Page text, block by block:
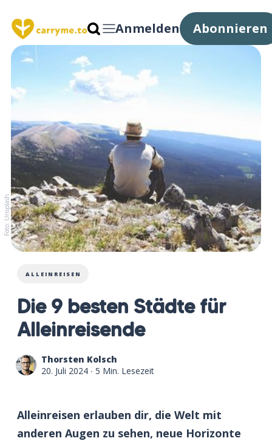
Anmelden Abonnieren
Foto: Unsplash
ALLEINREISEN
Die 9 besten Städte für
Alleinreisende
Thorsten Kolsch
20. Juli 2024∙ 5 Min. Lesezeit
Alleinreisen erlauben dir, die Welt mit
anderen Augen zu sehen, neue Horizonte